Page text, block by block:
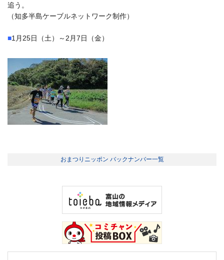
追う。
（知多半島ケーブルネットワーク制作）
■1月25日（土）～2月7日（金）
おまつりニッポン バックナンバー一覧